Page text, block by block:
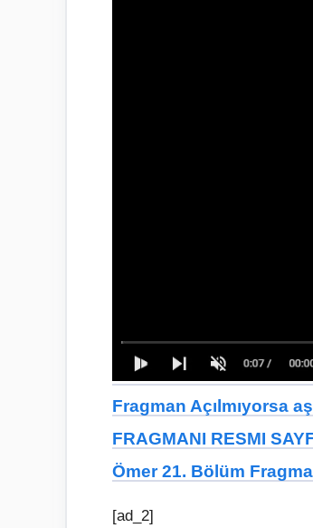
Fragman Açılmıyorsa
FRAGMANI RESMI
Ömer 21. Bölüm
[ad_2]